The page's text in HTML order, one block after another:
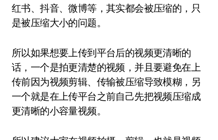
红书、抖音、微博等，其实都会被压缩的，只
是被压缩大小的问题。
所以如果想要上传到平台后的视频更清晰的
话，一个是拍更清楚的视频，并且要避免在上
传前因为视频剪辑、传输被压缩导致模糊，另
一个就是在上传平台之前自己先把视频压缩成
更清晰的小容量视频。